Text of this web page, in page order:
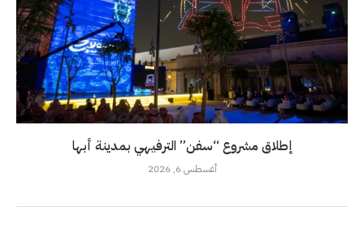
إطلاق مشروع “سفن” الترفيهي بمدينة أبها
أغسطس 6, 2026